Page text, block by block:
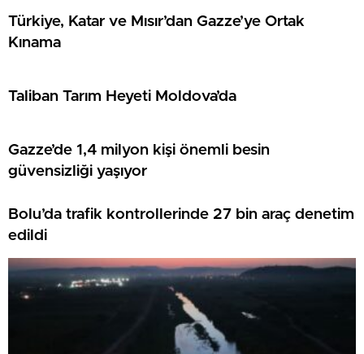
Türkiye, Katar ve Mısır’dan Gazze’ye Ortak
Kınama
Taliban Tarım Heyeti Moldova’da
Gazze’de 1,4 milyon kişi önemli besin
güvensizliği yaşıyor
Bolu’da trafik kontrollerinde 27 bin araç denetim
edildi